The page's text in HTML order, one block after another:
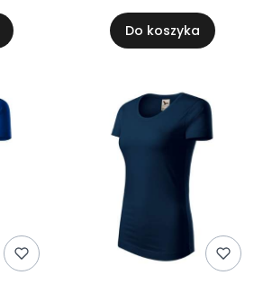
Do koszyka